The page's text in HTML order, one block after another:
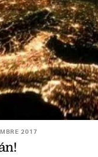
2017